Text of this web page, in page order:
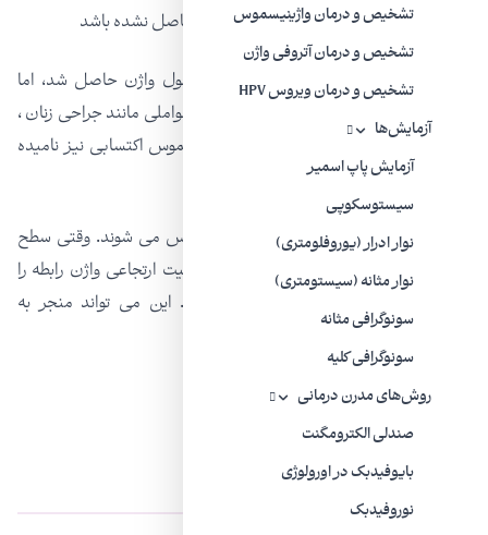
تشخیص و درمان واژینیسموس
تشخیص و درمان آتروفی واژن
تشخیص و درمان ویروس HPV
آزمایش‌ها
آزمایش پاپ اسمیر
سیستوسکوپی
نوار ادرار (یوروفلومتری)
نوار مثانه (سیستومتری)
سونوگرافی مثانه
سونوگرافی کلیه
روش‌های مدرن درمانی
صندلی الکترومگنت
بایوفیدبک در اورولوژی
نوروفیدبک
واژینیسموس اولیه: وقتی دخول واژن هرگز حاصل نشده باشد
واژینیسموس ثانویه: هنگامی که یک بار دخول واژن حاصل شد، اما
دیگر امکان پذیر نیست، به طور کلی به علت عواملی مانند جراحی زنان ،
ضربه یا پرتودرمانی است. به این نوع واژینیسموس اکتسابی نیز نامیده
برخی از زنان پس از یائسگی دچار واژنیسموس می شوند. وقتی سطح
استروژن کاهش می یابد، کمبود روغن و قابلیت ارتجاعی واژن رابطه را
دردناک ، استرس زا یا غیرممکن می کند. این می تواند منجر به
واژینیسموس در برخی از زنان شود.
دیسپارونی یا واژنیسموس؟